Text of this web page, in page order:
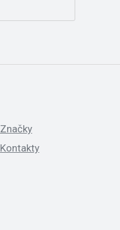
Značky
Kontakty